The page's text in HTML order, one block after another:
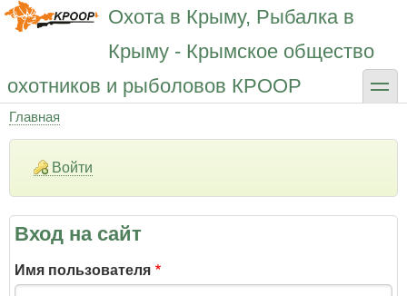
Перейти
Охота в Крыму, Рыбалка в
Крыму - Крымское общество
охотников и рыболовов КРООР
toggle
Строка
навигации
Главная
Войти
Вход на сайт
Имя пользователя